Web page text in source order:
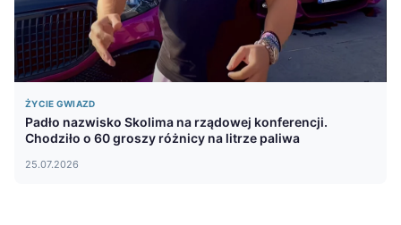
ŻYCIE GWIAZD
Padło nazwisko Skolima na rządowej konferencji.
Chodziło o 60 groszy różnicy na litrze paliwa
25.07.2026